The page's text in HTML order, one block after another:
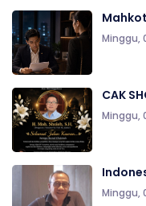
Minggu,
CAK
Minggu,
Minggu,